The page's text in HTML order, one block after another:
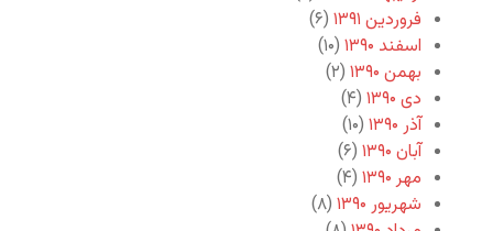
فروردین ۱۳۹۱
(۶)
اسفند ۱۳۹۰
(۱۰)
بهمن ۱۳۹۰
(۲)
دی ۱۳۹۰
(۴)
آذر ۱۳۹۰
(۱۰)
آبان ۱۳۹۰
(۶)
مهر ۱۳۹۰
(۴)
شهریور ۱۳۹۰
(۸)